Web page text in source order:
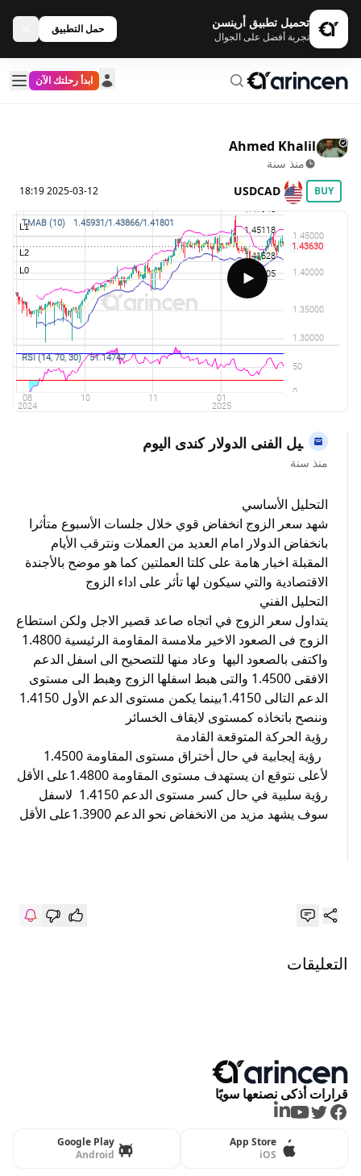
تحميل تطبيق أرينسن
تجربة أفضل على الجوال
حمل التطبيق
ابدأ رحلتك الآن
Ahmed Khalil
منذ سنة
BUY
USDCAD
2025-03-12 18:19
التحليل الفنى الدولار كندى اليوم
منذ سنة
التحليل الأساسي
شهد سعر الزوج انخفاض قوي خلال جلسات الأسبوع متأثرا
بانخفاض الدولار امام العديد من العملات ونترقب الأيام
المقبلة اخبار هامة على كلتا العملتين كما هو موضح بالأجندة
الاقتصادية والتي سيكون لها تأثر على اداء الزوج
التحليل الفني
يتداول سعر الزوج في اتجاه صاعد قصير الاجل ولكن استطاع
الزوج فى الصعود الاخير ملامسة المقاومة الرئيسية 1.4800
واكتفى بالصعود اليها وعاد منها للتصحيح الى اسفل الدعم
الافقى 1.4500 والتى هبط اسفلها الزوج وهبط الى مستوى
الدعم التالى 1.4150بينما يكمن مستوى الدعم الأول 1.4150
وننصح باتخاذه كمستوى لايقاف الخسائر
رؤية الحركة المتوقعة القادمة
رؤية إيجابية في حال أختراق مستوى المقاومة 1.4500
لأعلى نتوقع ان يستهدف مستوى المقاومة 1.4800على الأقل
رؤية سلبية في حال كسر مستوى الدعم 1.4150 لاسفل
سوف يشهد مزيد من الانخفاض نحو الدعم 1.3900على الأقل
التعليقات
قرارات أذكى نصنعها سويًا
Facebook
Twitter
Youtube
LinkedIn
App Store
iOS
Google Play
Android